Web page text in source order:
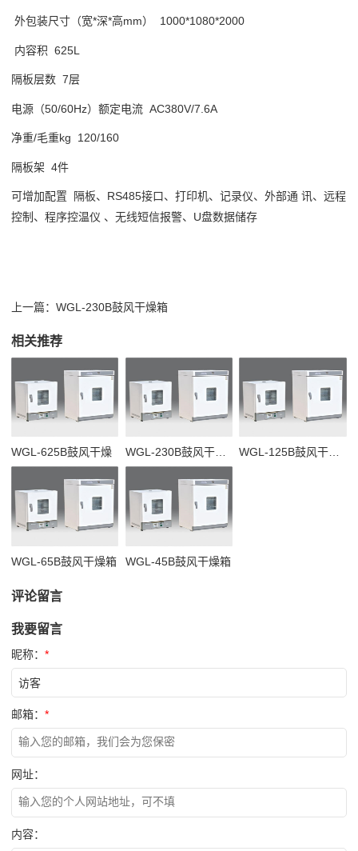
外包装尺寸（宽*深*高mm） 1000*1080*2000
内容积 625L
隔板层数 7层
电源（50/60Hz）额定电流 AC380V/7.6A
净重/毛重kg 120/160
隔板架 4件
可增加配置 隔板、RS485接口、打印机、记录仪、外部通 讯、远程
控制、程序控温仪 、无线短信报警、U盘数据储存
上一篇： WGL-230B鼓风干燥箱
相关推荐
WGL-625B鼓风干燥 WGL-230B鼓风干燥箱
WGL-65B鼓风干燥箱 WGL-45B鼓风干燥箱
评论留言
我要留言
昵称： *
邮箱： *
网址：
内容：